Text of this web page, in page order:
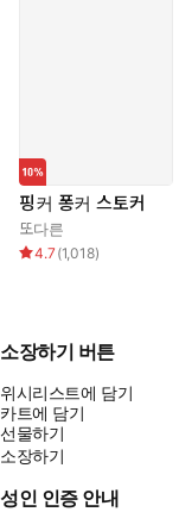
핑커 퐁커 스토커
또다른
4.7 (1,018)
소장하기 버튼
위시리스트에 담기
카트에 담기
선물하기
소장하기
성인 인증 안내